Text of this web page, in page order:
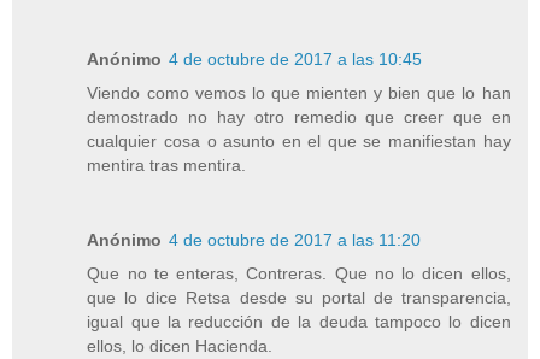
Anónimo 4 de octubre de 2017 a las 10:45
Viendo como vemos lo que mienten y bien que lo han
demostrado no hay otro remedio que creer que en
cualquier cosa o asunto en el que se manifiestan hay
mentira tras mentira.
Anónimo 4 de octubre de 2017 a las 11:20
Que no te enteras, Contreras. Que no lo dicen ellos,
que lo dice Retsa desde su portal de transparencia,
igual que la reducción de la deuda tampoco lo dicen
ellos, lo dicen Hacienda.